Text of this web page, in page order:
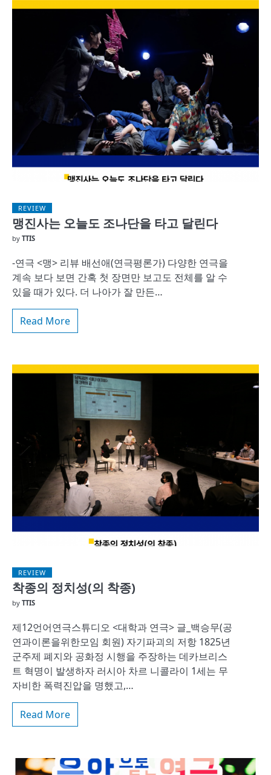
REVIEW
맹진사는 오늘도 조나단을 타고 달린다
by TTIS
-연극 <맹> 리뷰 배선애(연극평론가) 다양한 연극을
계속 보다 보면 간혹 첫 장면만 보고도 전체를 알 수
있을 때가 있다. 더 나아가 잘 만든…
Read More
REVIEW
착종의 정치성(의 착종)
by TTIS
제12언어연극스튜디오 <대학과 연극> 글_백승무(공
연과이론을위한모임 회원) 자기파괴의 저항 1825년
군주제 폐지와 공화정 시행을 주장하는 데카브리스
트 혁명이 발생하자 러시아 차르 니콜라이 1세는 무
자비한 폭력진압을 명했고,…
Read More